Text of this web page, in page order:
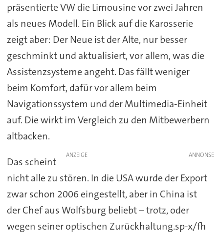
präsentierte VW die Limousine vor zwei Jahren
als neues Modell. Ein Blick auf die Karosserie
zeigt aber: Der Neue ist der Alte, nur besser
geschminkt und aktualisiert, vor allem, was die
Assistenzsysteme angeht. Das fällt weniger
beim Komfort, dafür vor allem beim
Navigationssystem und der Multimedia-Einheit
auf. Die wirkt im Vergleich zu den Mitbewerbern
altbacken.
ANZEIGE
Das scheint
nicht alle zu stören. In die USA wurde der Export
zwar schon 2006 eingestellt, aber in China ist
der Chef aus Wolfsburg beliebt – trotz, oder
wegen seiner optischen Zurückhaltung.sp-x/fh